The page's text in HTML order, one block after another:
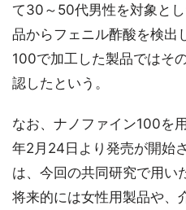
て30～50代男性を対象と
品からフェニル酢酸を検出
100で加工した製品ではそ
認したという。
なお、ナノファイン100を
年2月24日より発売が開始
は、今回の共同研究で用い
将来的には女性用製品や、